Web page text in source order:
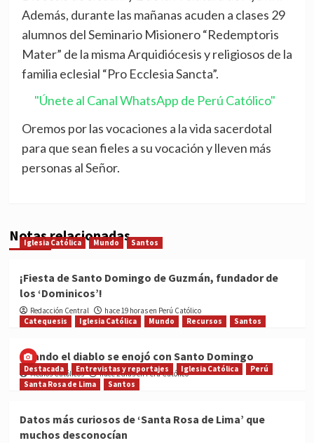
Además, durante las mañanas acuden a clases 29
alumnos del Seminario Misionero “Redemptoris
Mater” de la misma Arquidiócesis y religiosos de la
familia eclesial “Pro Ecclesia Sancta”.
"Únete al Canal WhatsApp de Perú Católico"
Oremos por las vocaciones a la vida sacerdotal
para que sean fieles a su vocación y lleven más
personas al Señor.
Notas relacionadas
Iglesia Católica Mundo Santos
¡Fiesta de Santo Domingo de Guzmán, fundador de
los ‘Dominicos’!
Redacción Central
hace 19 horas en Perú Católico
Catequesis
Iglesia Católica Mundo Recursos Santos
Cuando el diablo se enojó con Santo Domingo
Medios Católicos hace 2 días en Perú Católico
Destacada Entrevistas y reportajes Iglesia Católica
Perú
Santa Rosa de Lima
Santos
Datos más curiosos de ‘Santa Rosa de Lima’ que
muchos desconocían